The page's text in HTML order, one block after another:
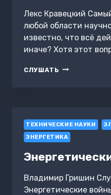
Лекс Кравецкий
любой области
известно, что всё
иначе? Хотя этот
СЛУШАТЬ СТАНИСЛАВ
ЗНАЮТ?
ТЕХНИЧЕСКИЕ НАУКИ
ЭНЕРГЕТИКА
Владимир Гришин
Энергетические